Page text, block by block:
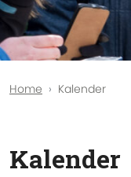
Home Kalender
Kalender